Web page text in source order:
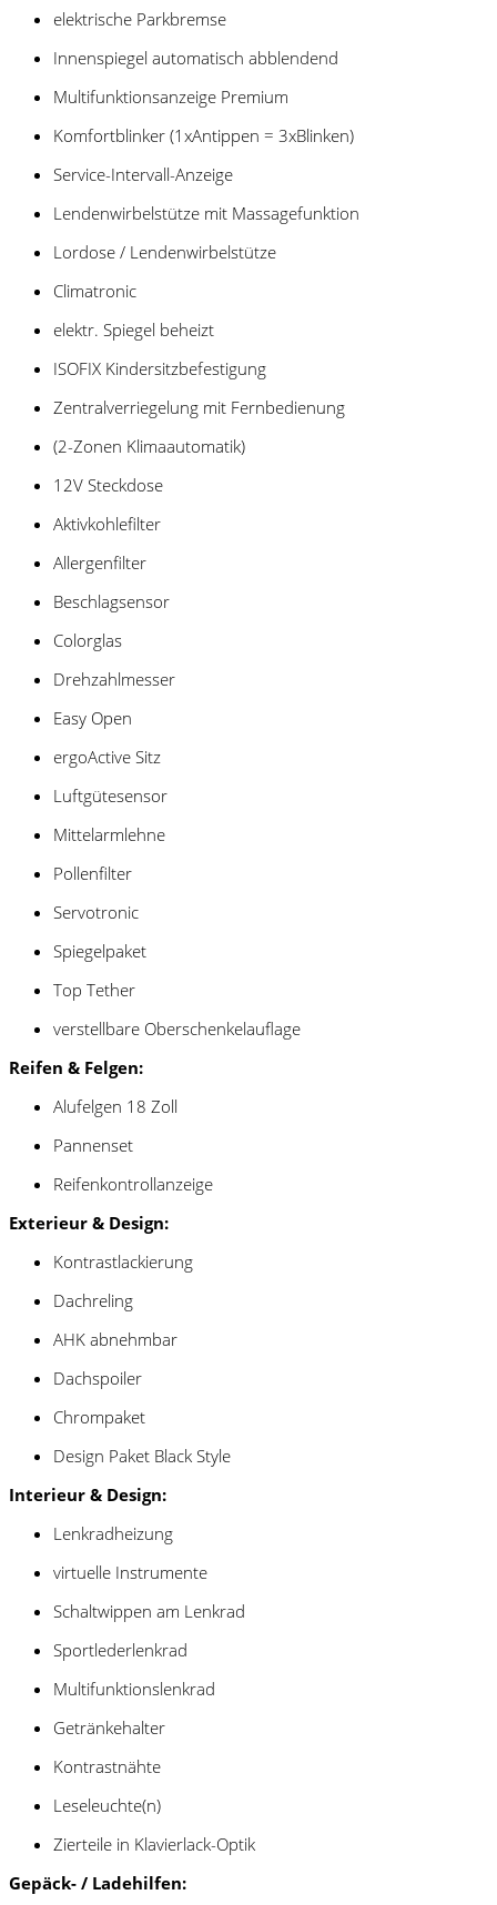
elektrische Parkbremse
Innenspiegel automatisch abblendend
Multifunktionsanzeige Premium
Komfortblinker (1xAntippen = 3xBlinken)
Service-Intervall-Anzeige
Lendenwirbelstütze mit Massagefunktion
Lordose / Lendenwirbelstütze
Climatronic
elektr. Spiegel beheizt
ISOFIX Kindersitzbefestigung
Zentralverriegelung mit Fernbedienung
(2-Zonen Klimaautomatik)
12V Steckdose
Aktivkohlefilter
Allergenfilter
Beschlagsensor
Colorglas
Drehzahlmesser
Easy Open
ergoActive Sitz
Luftgütesensor
Mittelarmlehne
Pollenfilter
Servotronic
Spiegelpaket
Top Tether
verstellbare Oberschenkelauflage
Reifen & Felgen:
Alufelgen 18 Zoll
Pannenset
Reifenkontrollanzeige
Exterieur & Design:
Kontrastlackierung
Dachreling
AHK abnehmbar
Dachspoiler
Chrompaket
Design Paket Black Style
Interieur & Design:
Lenkradheizung
virtuelle Instrumente
Schaltwippen am Lenkrad
Sportlederlenkrad
Multifunktionslenkrad
Getränkehalter
Kontrastnähte
Leseleuchte(n)
Zierteile in Klavierlack-Optik
Gepäck- / Ladehilfen: